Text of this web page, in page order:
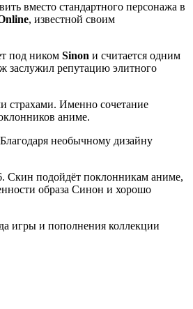
вместо стандартного персонажа в
, известной своим
под ником Sinon и считается одним
заслужил репутацию элитного
страхами. Именно сочетание
аниме.
необычному дизайну
Скин подойдёт поклонникам аниме,
образа Синон и хорошо
игры и пополнения коллекции